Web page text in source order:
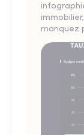
manquez